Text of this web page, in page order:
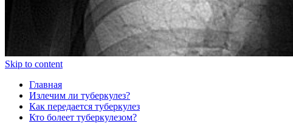
Skip to content
Главная
Излечим ли туберкулез?
Как передается туберкулез
Кто болеет туберкулезом?